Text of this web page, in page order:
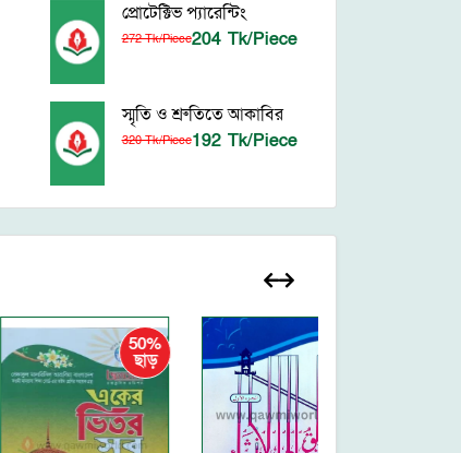
প্রোটেক্টিভ প্যারেন্টিং
272 Tk/Piece204 Tk/Piece
স্মৃতি ও শ্রুতিতে আকাবির
320 Tk/Piece192 Tk/Piece
50%
ছাড়